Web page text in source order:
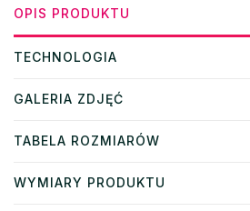
OPIS PRODUKTU
TECHNOLOGIA
GALERIA ZDJĘĆ
TABELA ROZMIARÓW
WYMIARY PRODUKTU